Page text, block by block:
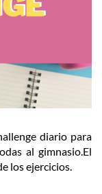
diario para
al gimnasio.El
los ejercicios.